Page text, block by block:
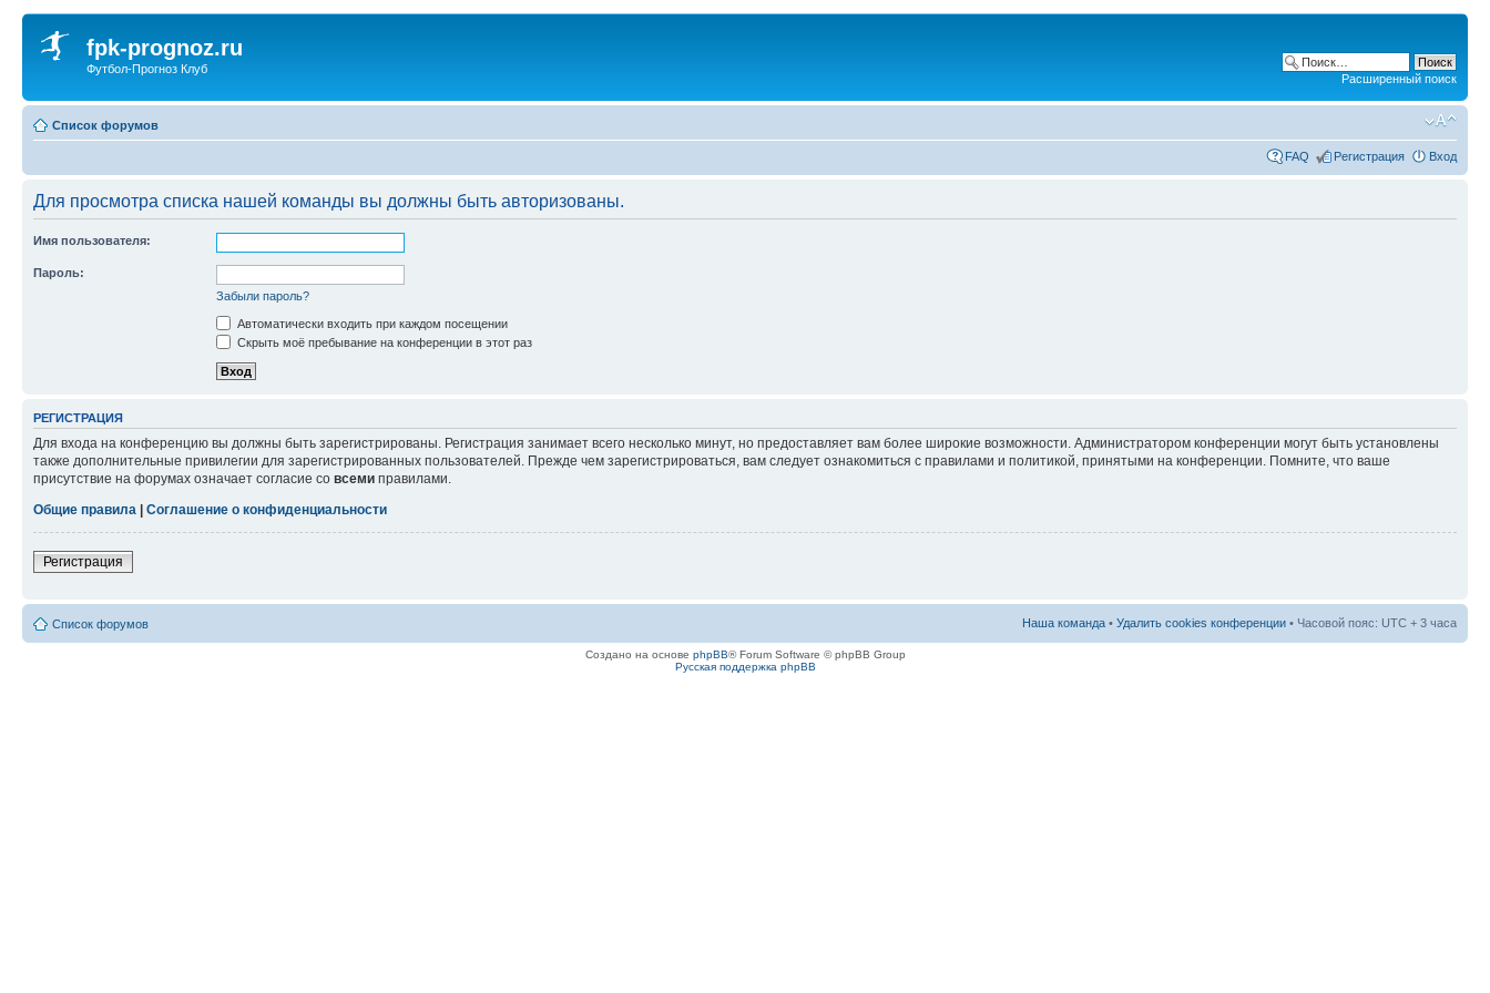
fpk-prognoz.ru
Футбол-Прогноз Клуб
Расширенный поиск
Список форумов
FAQ Регистрация Вход
Для просмотра списка нашей команды вы должны быть авторизованы.
Имя пользователя:
Пароль:
Забыли пароль?
Автоматически входить при каждом посещении
Скрыть моё пребывание на конференции в этот раз
РЕГИСТРАЦИЯ
Для входа на конференцию вы должны быть зарегистрированы. Регистрация занимает всего несколько минут, но предоставляет вам более широкие возможности. Администратором конференции могут быть установлены
также дополнительные привилегии для зарегистрированных пользователей. Прежде чем зарегистрироваться, вам следует ознакомиться с правилами и политикой, принятыми на конференции. Помните, что ваше
присутствие на форумах означает согласие со всеми правилами.
Общие правила
Соглашение о конфиденциальности
Регистрация
Список форумов Наша команда • Удалить cookies конференции • Часовой пояс: UTC + 3 часа
Создано на основе phpBB® Forum Software © phpBB Group
Русская поддержка phpBB